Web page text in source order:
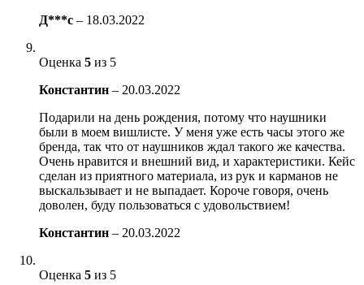
Д***с – 18.03.2022
Оценка 5 из 5
Константин – 20.03.2022
Подарили на день рождения, потому что наушники
были в моем вишлисте. У меня уже есть часы этого же
бренда, так что от наушников ждал такого же качества.
Очень нравится и внешний вид, и характеристики. Кейс
сделан из приятного материала, из рук и карманов не
выскальзывает и не выпадает. Короче говоря, очень
доволен, буду пользоваться с удовольствием!
Константин – 20.03.2022
Оценка 5 из 5